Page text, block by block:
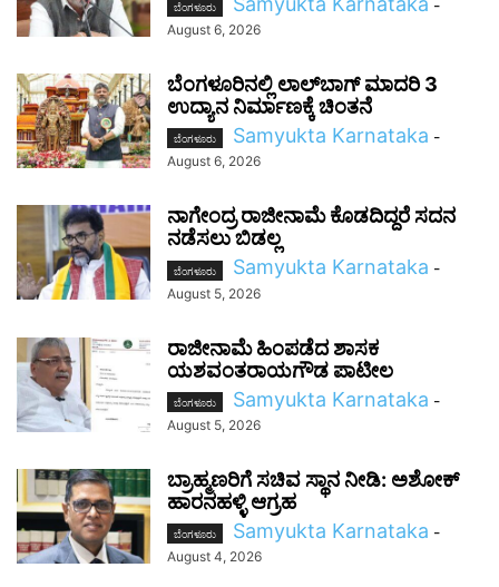
ಬೆಂಗಳೂರು -
August 6, 2026
ಬೆಂಗಳೂರಿನಲ್ಲಿ ಲಾಲ್‌ಬಾಗ್ ಮಾದರಿ 3
ಉದ್ಯಾನ ನಿರ್ಮಾಣಕ್ಕೆ ಚಿಂತನೆ
ಬೆಂಗಳೂರು Samyukta Karnataka -
August 6, 2026
ನಾಗೇಂದ್ರ ರಾಜೀನಾಮೆ ಕೊಡದಿದ್ದರೆ ಸದನ
ನಡೆಸಲು ಬಿಡಲ್ಲ
ಬೆಂಗಳೂರು Samyukta Karnataka -
August 5, 2026
ರಾಜೀನಾಮೆ ಹಿಂಪಡೆದ ಶಾಸಕ
ಯಶವಂತರಾಯಗೌಡ ಪಾಟೀಲ
ಬೆಂಗಳೂರು Samyukta Karnataka -
August 5, 2026
ಬ್ರಾಹ್ಮಣರಿಗೆ ಸಚಿವ ಸ್ಥಾನ ನೀಡಿ: ಅಶೋಕ್
ಹಾರನಹಳ್ಳಿ ಆಗ್ರಹ
ಬೆಂಗಳೂರು Samyukta Karnataka -
August 4, 2026